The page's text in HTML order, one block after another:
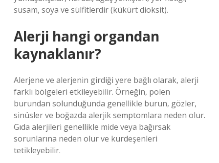
susam, soya ve sülfitlerdir (kükürt dioksit).
Alerji hangi organdan
kaynaklanır?
Alerjene ve alerjenin girdiği yere bağlı olarak, alerji
farklı bölgeleri etkileyebilir. Örneğin, polen
burundan solunduğunda genellikle burun, gözler,
sinüsler ve boğazda alerjik semptomlara neden olur.
Gıda alerjileri genellikle mide veya bağırsak
sorunlarına neden olur ve kurdeşenleri
tetikleyebilir.